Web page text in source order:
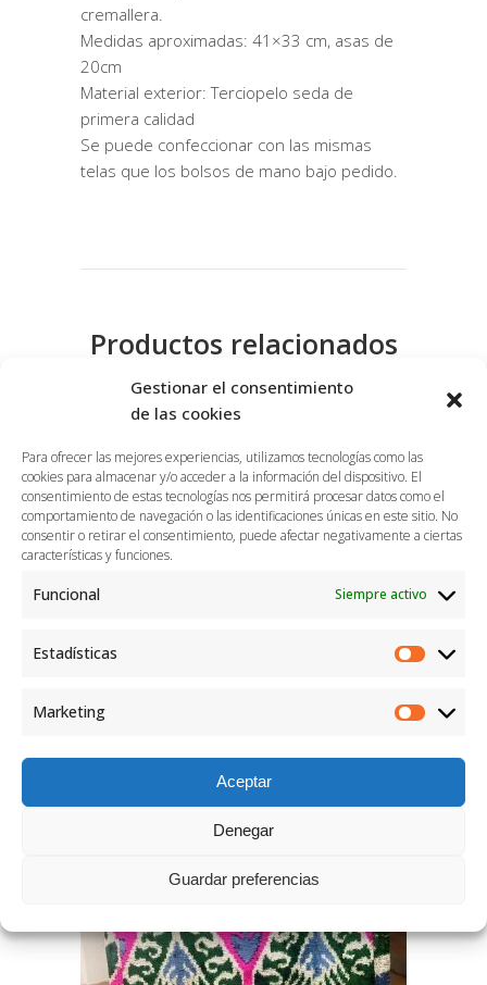
Gestionar el consentimiento
de las cookies
Para ofrecer las mejores experiencias, utilizamos tecnologías como las
cookies para almacenar y/o acceder a la información del dispositivo. El
consentimiento de estas tecnologías nos permitirá procesar datos como el
comportamiento de navegación o las identificaciones únicas en este sitio. No
consentir o retirar el consentimiento, puede afectar negativamente a ciertas
características y funciones.
Funcional Siempre activo
Estadísticas
Marketing
Aceptar
Denegar
Guardar preferencias
cremallera.
Medidas aproximadas: 41×33 cm, asas de
20cm
Material exterior: Terciopelo seda de
primera calidad
Se puede confeccionar con las mismas
telas que los bolsos de mano bajo pedido.
Productos relacionados
Bolso rígido azul, rojo y blanco